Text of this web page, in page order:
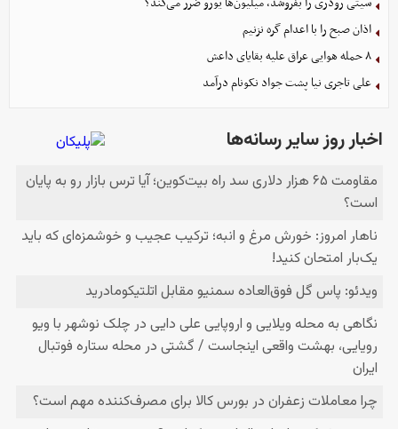
اذان صبح را با اعدام گره نزنیم
۸ حمله هوایی عراق علیه بقایای داعش
علی تاجری‌ نیا پشت جواد نکونام درآمد